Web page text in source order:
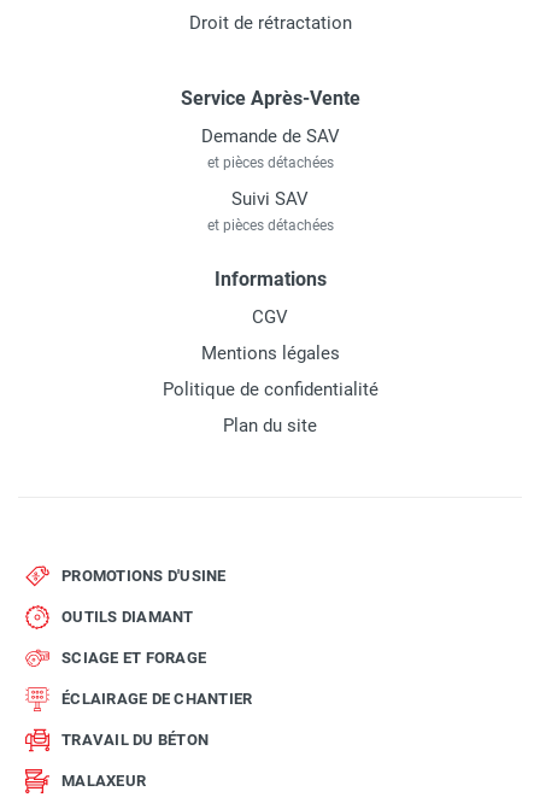
Droit de rétractation
Service Après-Vente
Demande de SAV
et pièces détachées
Suivi SAV
et pièces détachées
Informations
CGV
Mentions légales
Politique de confidentialité
Plan du site
PROMOTIONS D'USINE
OUTILS DIAMANT
SCIAGE ET FORAGE
ÉCLAIRAGE DE CHANTIER
TRAVAIL DU BÉTON
MALAXEUR